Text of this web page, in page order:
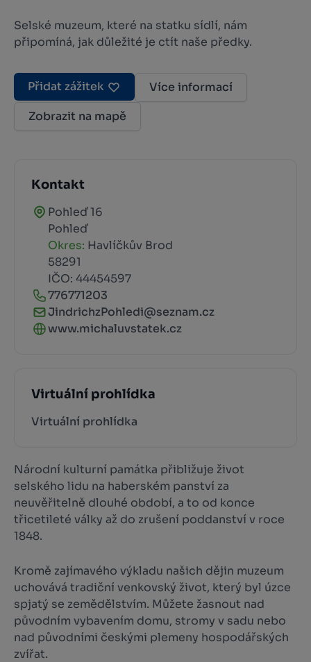
Selské muzeum, které na statku sídlí, nám
připomíná, jak důležité je ctít naše předky.
Přidat zážitek
Více informací
Zobrazit na mapě
Kontakt
Pohleď 16
Pohleď
Okres: Havlíčkův Brod
58291
IČO: 44454597
776771203
JindrichzPohledi@seznam.cz
www.michaluvstatek.cz
Virtuální prohlídka
Virtuální prohlídka
Národní kulturní památka přibližuje život
selského lidu na haberském panství za
neuvěřitelně dlouhé období, a to od konce
třicetileté války až do zrušení poddanství v roce
1848.
Kromě zajímavého výkladu našich dějin muzeum
uchovává tradiční venkovský život, který byl úzce
spjatý se zemědělstvím. Můžete žasnout nad
původním vybavením domu, stromy v sadu nebo
nad původními českými plemeny hospodářských
zvířat.